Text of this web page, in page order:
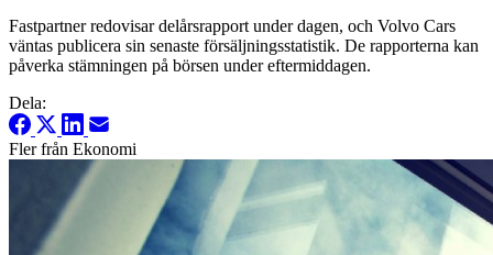
Fastpartner redovisar delårsrapport under dagen, och Volvo Cars
väntas publicera sin senaste försäljningsstatistik. De rapporterna kan
påverka stämningen på börsen under eftermiddagen.
Dela:
Fler från Ekonomi